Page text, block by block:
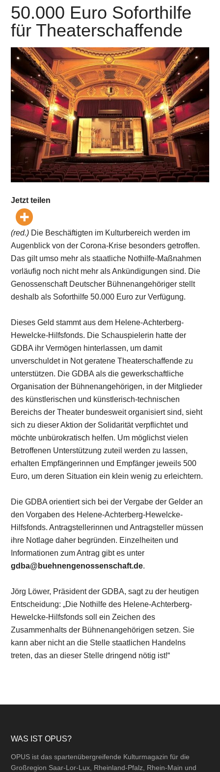
50.000 Euro Soforthilfe
für Theaterschaffende
Jetzt teilen
(red.) Die Beschäftigten im Kulturbereich werden im
Augenblick von der Corona-Krise besonders getroffen.
Das gilt umso mehr als staatliche Nothilfe-Maßnahmen
vorläufig noch nicht mehr als Ankündigungen sind. Die
Genossenschaft Deutscher Bühnenangehöriger stellt
deshalb als Soforthilfe 50.000 Euro zur Verfügung.
Dieses Geld stammt aus dem Helene-Achterberg-
Hewelcke-Hilfsfonds. Die Schauspielerin hatte der
GDBA ihr Vermögen hinterlassen, um damit
unverschuldet in Not geratene Theaterschaffende zu
unterstützen. Die GDBA als die gewerkschaftliche
Organisation der Bühnenangehörigen, in der Mitglieder
des künstlerischen und künstlerisch-technischen
Bereichs der Theater bundesweit organisiert sind, sieht
sich zu dieser Aktion der Solidarität verpflichtet und
möchte unbürokratisch helfen. Um möglichst vielen
Betroffenen Unterstützung zuteil werden zu lassen,
erhalten Empfängerinnen und Empfänger jeweils 500
Euro, um deren Situation ein klein wenig zu erleichtern.
Die GDBA orientiert sich bei der Vergabe der Gelder an
den Vorgaben des Helene-Achterberg-Hewelcke-
Hilfsfonds. Antragstellerinnen und Antragsteller müssen
ihre Notlage daher begründen. Einzelheiten und
Informationen zum Antrag gibt es unter
gdba@buehnengenossenschaft.de.
Jörg Löwer, Präsident der GDBA, sagt zu der heutigen
Entscheidung: „Die Nothilfe des Helene-Achterberg-
Hewelcke-Hilfsfonds soll ein Zeichen des
Zusammenhalts der Bühnenangehörigen setzen. Sie
kann aber nicht an die Stelle staatlichen Handelns
treten, das an dieser Stelle dringend nötig ist!“
Footer
WAS IST OPUS?
OPUS ist das spartenübergreifende Kulturmagazin für die
Großregion Saar-Lor-Lux, Rheinland-Pfalz, Rhein-Main und